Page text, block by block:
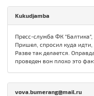
Kukudjamba
Пресс-служба ФК
Пришел, спросил куда
Разве так делается.
проведен вон плохо это
vova.bumerang@mail.ru